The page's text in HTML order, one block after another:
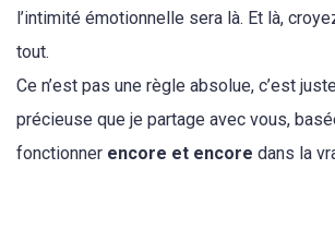
l’intimité émotionnelle sera là. Et là,
tout.
Ce n’est pas une règle absolue, c’est
précieuse que je partage avec vous,
fonctionner encore et encore dans la